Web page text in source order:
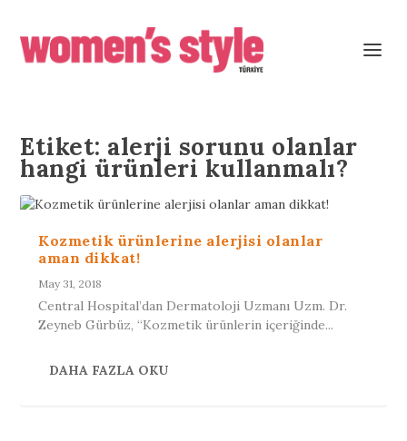
Etiket: alerji sorunu olanlar
hangi ürünleri kullanmalı?
Kozmetik ürünlerine alerjisi olanlar
aman dikkat!
May 31, 2018
Central Hospital’dan Dermatoloji Uzmanı Uzm. Dr.
Zeyneb Gürbüz, “Kozmetik ürünlerin içeriğinde...
DAHA FAZLA OKU